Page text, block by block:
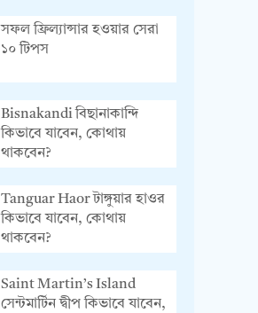
সফল ফ্রিল্যান্সার হওয়ার সেরা
১০ টিপস
Bisnakandi বিছানাকান্দি
কিভাবে যাবেন, কোথায়
থাকবেন?
Tanguar Haor টাঙ্গুয়ার হাওর
কিভাবে যাবেন, কোথায়
থাকবেন?
Saint Martin’s Island
সেন্টমার্টিন দ্বীপ কিভাবে যাবেন,